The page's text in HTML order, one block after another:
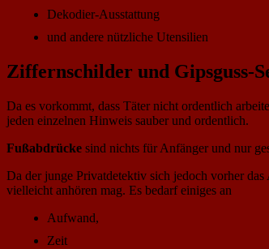
Dekodier-Ausstattung
und andere nützliche Utensilien
Ziffernschilder und Gipsguss-
Da es vorkommt, dass Täter nicht ordentlich
jeden einzelnen Hinweis sauber und ordentlich.
Fußabdrücke sind nichts für Anfänger und nur
Da der junge Privatdetektiv sich jedoch vorher
vielleicht anhören mag. Es bedarf einiges an
Aufwand,
Zeit